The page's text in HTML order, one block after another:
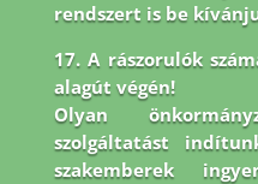
rendszert is be
17. A rászorulók
alagút végén!
Olyan
szolgáltatást
szakemberek